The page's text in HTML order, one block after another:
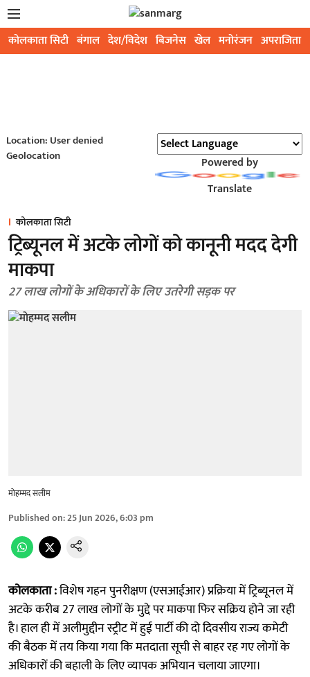
कोलकाता सिटी बंगाल देश/विदेश बिजनेस खेल मनोरंजन अपराजिता
Location: User denied
Geolocation
Powered by
Translate
कोलकाता सिटी
ट्रिब्यूनल में अटके लोगों को कानूनी मदद देगी
माकपा
27 लाख लोगों के अधिकारों के लिए उतरेगी सड़क पर
मोहम्मद सलीम
Published on:25 Jun 2026, 6:03 pm
कोलकाता :विशेष गहन पुनरीक्षण (एसआईआर) प्रक्रिया में ट्रिब्यूनल में
अटके करीब 27 लाख लोगों के मुद्दे पर माकपा फिर सक्रिय होने जा रही
है। हाल ही में अलीमुद्दीन स्ट्रीट में हुई पार्टी की दो दिवसीय राज्य कमेटी
की बैठक में तय किया गया कि मतदाता सूची से बाहर रह गए लोगों के
अधिकारों की बहाली के लिए व्यापक अभियान चलाया जाएगा।